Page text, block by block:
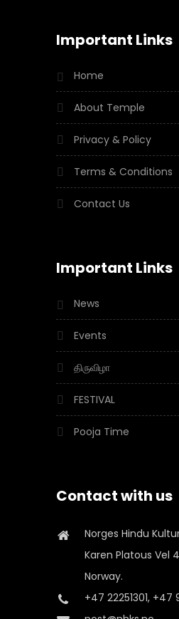
Important Links
Home
About Temple
Privacy & Policy
Terms & Conditions
Contact Us
Important Links
News
Events
திருவிழா
FESTIVAL
Pooja Time
Contact with us
Norges Hindu
Karen Platous Vel
Norway.
+47 22251301, +47